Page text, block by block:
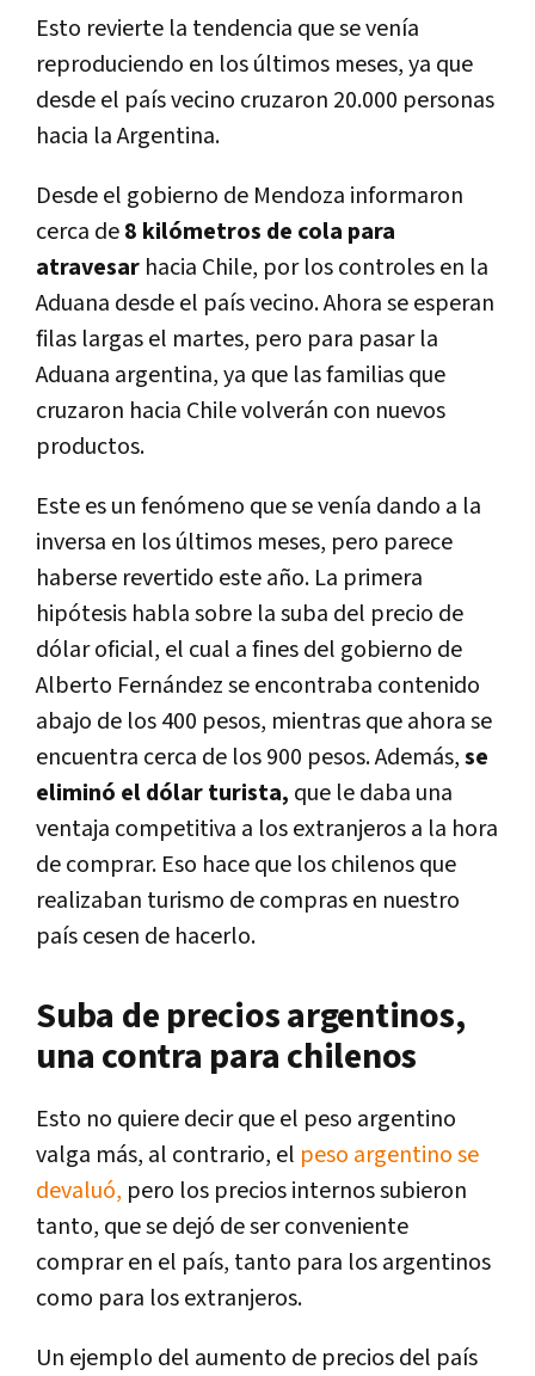
Esto revierte la tendencia que se venía
reproduciendo en los últimos meses, ya que
desde el país vecino cruzaron 20.000 personas
hacia la Argentina.
Desde el gobierno de Mendoza informaron
cerca de8 kilómetros de cola para
atravesar hacia Chile, por los controles en la
Aduana desde el país vecino. Ahora se esperan
filas largas el martes, pero para pasar la
Aduana argentina, ya que las familias que
cruzaron hacia Chile volverán con nuevos
productos.
Este es un fenómeno que se venía dando a la
inversa en los últimos meses, pero parece
haberse revertido este año. La primera
hipótesis habla sobre la suba del precio de
dólar oficial, el cual a fines del gobierno de
Alberto Fernández se encontraba contenido
abajo de los 400 pesos, mientras que ahora se
encuentra cerca de los 900 pesos. Además,se
eliminó el dólar turista, que le daba una
ventaja competitiva a los extranjeros a la hora
de comprar. Eso hace que los chilenos que
realizaban turismo de compras en nuestro
país cesen de hacerlo.
Suba de precios argentinos,
una contra para chilenos
Esto no quiere decir que el peso argentino
valga más, al contrario, el peso argentino se
devaluó, pero los precios internos subieron
tanto, que se dejó de ser conveniente
comprar en el país, tanto para los argentinos
como para los extranjeros.
Un ejemplo del aumento de precios del país